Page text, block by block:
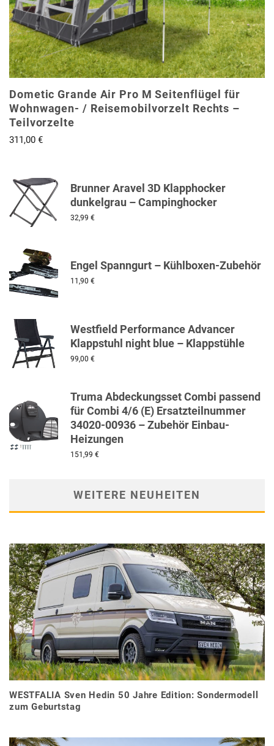
Dometic Grande Air Pro M Seitenflügel für
Wohnwagen- / Reisemobilvorzelt Rechts –
Teilvorzelte
311,00 €
Brunner Aravel 3D Klapphocker
dunkelgrau – Campinghocker
32,99 €
Engel Spanngurt – Kühlboxen-Zubehör
11,90 €
Westfield Performance Advancer
Klappstuhl night blue – Klappstühle
99,00 €
Truma Abdeckungsset Combi passend
für Combi 4/6 (E) Ersatzteilnummer
34020-00936 – Zubehör Einbau-
Heizungen
151,99 €
WEITERE NEUHEITEN
WESTFALIA Sven Hedin 50 Jahre Edition: Sondermodell
zum Geburtstag